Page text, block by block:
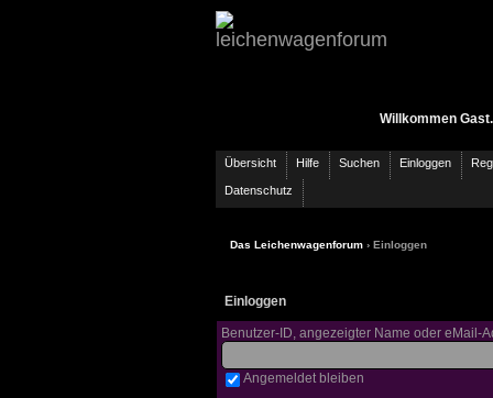
Willkommen
Übersicht Hilfe Suchen Einloggen
Datenschutz
Das Leichenwagenforum › Einloggen
Einloggen
Benutzer-ID, angezeigter Name oder eMail-
Angemeldet bleiben